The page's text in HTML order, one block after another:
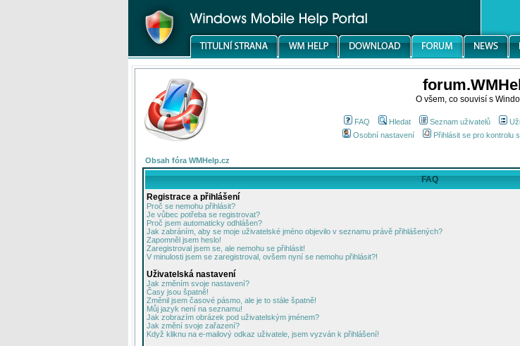
O všem, co souvisí s
FAQ Hledat Seznam uživatelů
Osobní nastavení
Přihlásit se pro kontrolu
Obsah fóra WMHelp.cz
FAQ
Registrace a přihlášení
Proč se nemohu přihlásit?
Je vůbec potřeba se registrovat?
Proč jsem automaticky odhlášen?
Jak zabráním, aby se moje uživatelské jméno objevilo v seznamu právě přihlášených?
Zapomněl jsem heslo!
Zaregistroval jsem se, ale nemohu se přihlásit!
V minulosti jsem se zaregistroval, ovšem nyní se nemohu přihlásit?!
Uživatelská nastavení
Jak změním svoje nastavení?
Časy jsou špatně!
Změnil jsem časové pásmo, ale je to stále špatně!
Můj jazyk není na seznamu!
Jak zobrazím obrázek pod uživatelským jménem?
Jak změní svoje zařazení?
Když kliknu na e-mailový odkaz uživatele, jsem vyzván k přihlášení!